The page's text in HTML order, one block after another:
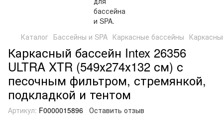
Каталог Бассейны и SPA Каркасные бассейны
Каркасный бассейн Intex 26356
ULTRA XTR (549х274х132 см) с
песочным фильтром, стремянкой,
подкладкой и тентом
Артикул: F0000015896 Оставить отзыв